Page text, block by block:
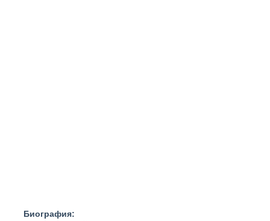
Биография: